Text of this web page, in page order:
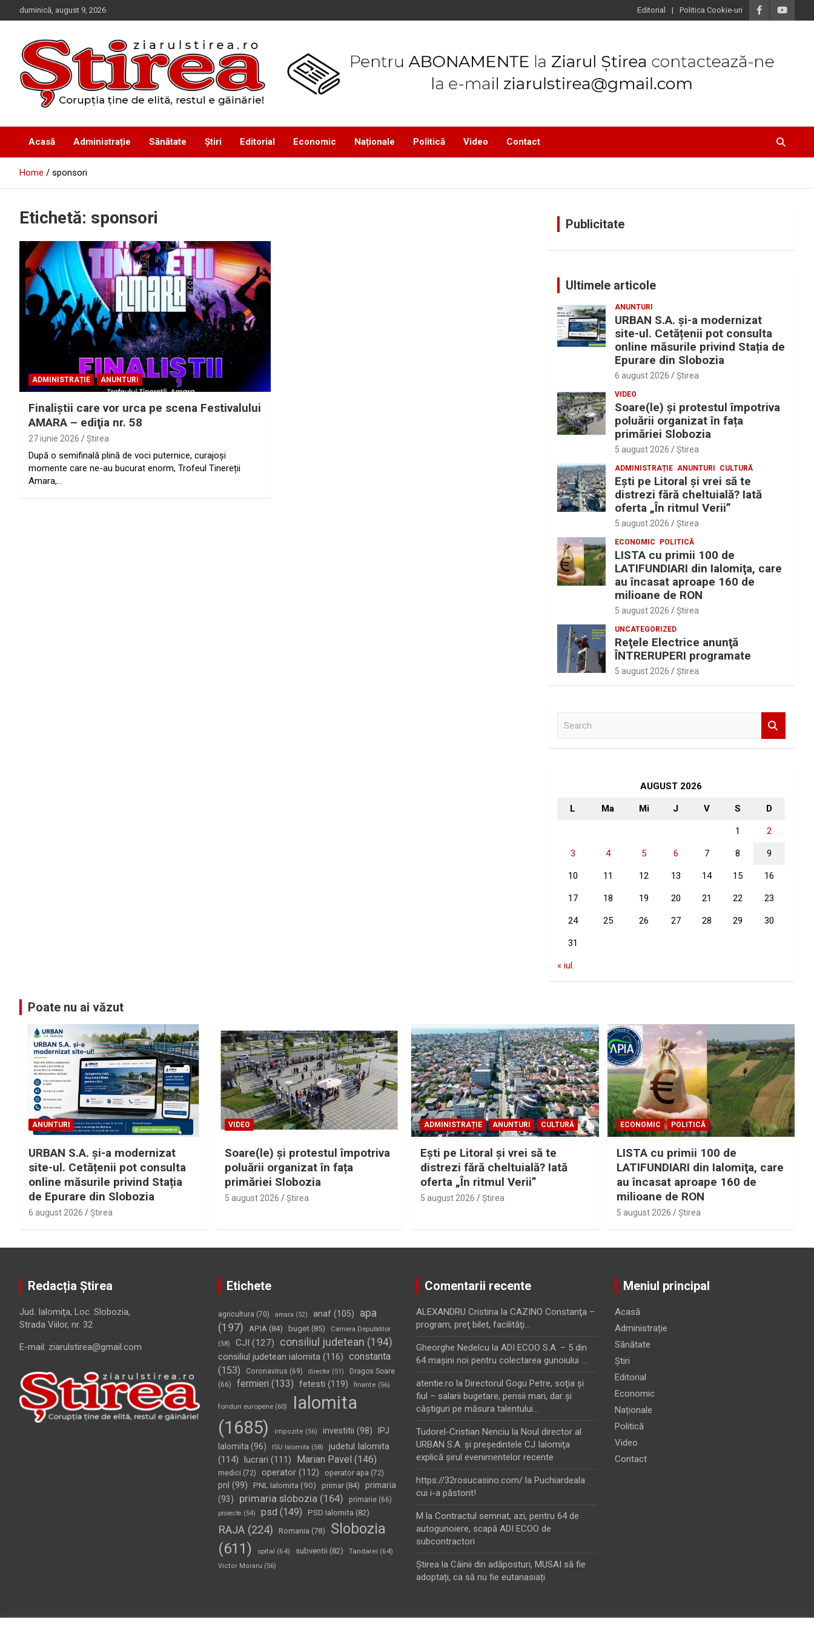
to
duminică, august 9, 2026 Editorial Politica Cookie-uri
Ziarul Știrea
Acasă Administrație Sănătate Știri Editorial Economic Naționale Politică Video Contact
Home sponsori
Etichetă: sponsori
ADMINISTRAȚIE ANUNTURI
Finaliştii care vor urca pe scena Festivalului
AMARA – ediţia nr. 58
27 iunie 2026 Ştirea
După o semifinală plină de voci puternice, curajoși
momente care ne-au bucurat enorm, Trofeul Tinereții
Amara,…
Publicitate
Ultimele articole
ANUNTURI
URBAN S.A. și-a modernizat
site-ul. Cetățenii pot consulta
online măsurile privind Stația de
Epurare din Slobozia
6 august 2026 Ştirea
VIDEO
Soare(le) și protestul împotriva
poluării organizat în fața
primăriei Slobozia
5 august 2026 Ştirea
ADMINISTRAȚIE ANUNTURI CULTURĂ
Eşti pe Litoral şi vrei să te
distrezi fără cheltuială? Iată
oferta „În ritmul Verii”
5 august 2026 Ştirea
ECONOMIC POLITICĂ
LISTA cu primii 100 de
LATIFUNDIARI din Ialomiţa, care
au încasat aproape 160 de
milioane de RON
5 august 2026 Ştirea
UNCATEGORIZED
Reţele Electrice anunţă
ÎNTRERUPERI programate
5 august 2026 Ştirea
AUGUST 2026
L Ma Mi J V S D
1 2
3 4 5 6 7 8 9
10 11 12 13 14 15 16
17 18 19 20 21 22 23
24 25 26 27 28 29 30
31
« iul.
Poate nu ai văzut
ANUNTURI
URBAN S.A. și-a modernizat
site-ul. Cetățenii pot consulta
online măsurile privind Stația
de Epurare din Slobozia
6 august 2026 Ştirea
VIDEO
Soare(le) și protestul împotriva
poluării organizat în fața
primăriei Slobozia
5 august 2026 Ştirea
ADMINISTRAȚIE ANUNTURI CULTURĂ
Eşti pe Litoral şi vrei să te
distrezi fără cheltuială? Iată
oferta „În ritmul Verii”
5 august 2026 Ştirea
ECONOMIC POLITICĂ
LISTA cu primii 100 de
LATIFUNDIARI din Ialomiţa, care
au încasat aproape 160 de
milioane de RON
5 august 2026 Ştirea
Redacția Știrea
Jud. Ialomiţa, Loc. Slobozia,
Strada Viilor, nr. 32
E-mail: ziarulstirea@gmail.com
Etichete
agricultura (70) amara (52) anaf(105)
apa
(197)
APIA(84) buget(85)
Camera Deputatilor
(58)
CJI (127) consiliul judetean (194)
consiliul judetean ialomita(116) constanta
(153)
Coronavirus (69) director(51)
Dragos Soare
(66)
fermieri (133) fetesti (119) finante (56)
fonduri europene(60)
Ialomita
(1685)
impozite (56) investitii (98)
IPJ
Ialomita (96) ISU Ialomita (58)
judetul Ialomita
(114) lucrari (111) Marian Pavel (146)
medici (72) operator(112) operator apa (72)
pnl (99) PNL Ialomita (90) primar(84)
primaria
(93)
primaria slobozia(164) primarie(66)
proiecte (54) psd (149) PSD Ialomita (82)
RAJA(224) Romania (78)
Slobozia
(611)
spital (64) subventii (82) Tandarei (64)
Victor Moraru (56)
Comentarii recente
ALEXANDRU Cristina la CAZINO Constanţa –
program, preţ bilet, facilităţi…
Gheorghe Nedelcu la ADI ECOO S.A. – 5 din
64 maşini noi pentru colectarea gunoiului …
atentie.ro la Directorul Gogu Petre, soţia şi
fiul – salarii bugetare, pensii mari, dar şi
câştiguri pe măsura talentului…
Tudorel-Cristian Nenciu la Noul director al
URBAN S.A. şi preşedintele CJ Ialomiţa
explică şirul evenimentelor recente
https://32rosucasino.com/ la Puchiardeala
cui i-a păstorit!
M la Contractul semnat, azi, pentru 64 de
autogunoiere, scapă ADI ECOO de
subcontractori
Ştirea la Câinii din adăposturi, MUSAI să fie
adoptați, ca să nu fie eutanasiați
Meniul principal
Acasă
Administrație
Sănătate
Știri
Editorial
Economic
Naționale
Politică
Video
Contact